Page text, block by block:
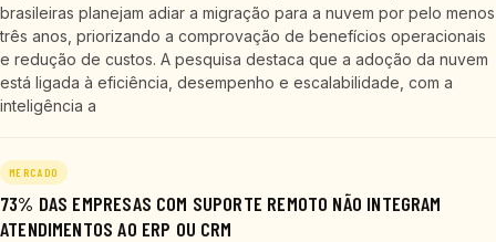
brasileiras planejam adiar a migração para a nuvem por pelo menos
três anos, priorizando a comprovação de benefícios operacionais
e redução de custos. A pesquisa destaca que a adoção da nuvem
está ligada à eficiência, desempenho e escalabilidade, com a
inteligência a
MERCADO
73% DAS EMPRESAS COM SUPORTE REMOTO NÃO INTEGRAM
ATENDIMENTOS AO ERP OU CRM